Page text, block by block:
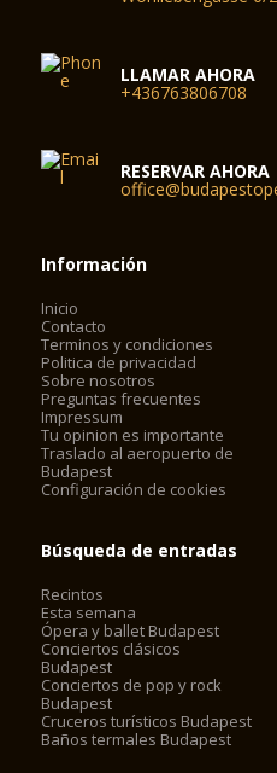
LLAMAR AHORA
+436763806708
RESERVAR AHORA
Información
Inicio
Contacto
Terminos y condiciones
Politica de privacidad
Sobre nosotros
Preguntas frecuentes
Impressum
Tu opinion es importante
Traslado al aeropuerto de
Budapest
Configuración de cookies
Búsqueda de entradas
Recintos
Esta semana
Ópera y ballet Budapest
Conciertos clásicos
Budapest
Conciertos de pop y rock
Budapest
Cruceros turísticos Budapest
Baños termales Budapest